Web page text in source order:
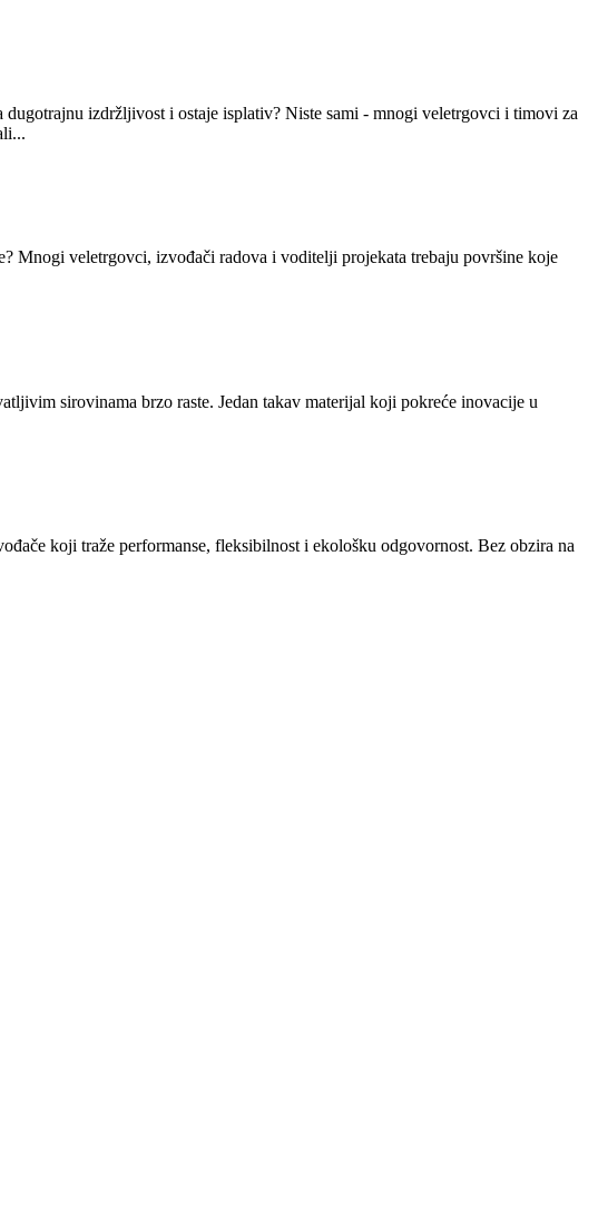
dugotrajnu izdržljivost i ostaje isplativ? Niste sami - mnogi veletrgovci i timovi za
Mnogi veletrgovci, izvođači radova i voditelji projekata trebaju površine koje
sirovinama brzo raste. Jedan takav materijal koji pokreće inovacije u
koji traže performanse, fleksibilnost i ekološku odgovornost. Bez obzira na